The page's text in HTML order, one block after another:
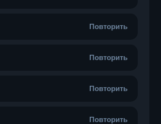
Повторить
Повторить
Повторить
Повторить